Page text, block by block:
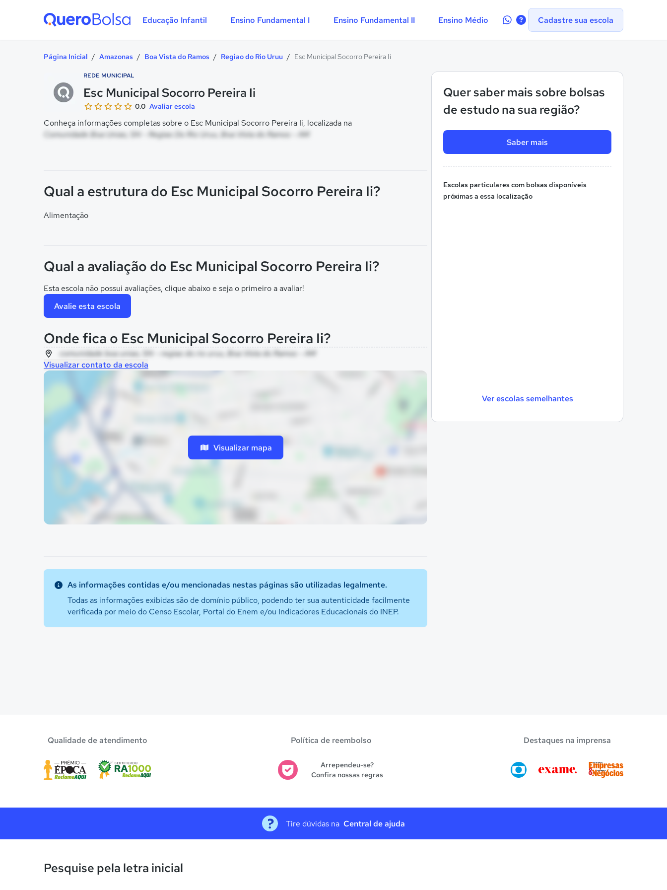
Educação Infantil Ensino Fundamental I Ensino Fundamental II Ensino Médio
Contate-Cadastre sua escola
Página Inicial / Amazonas / Boa Vista do Ramos / Regiao do Rio Uruu / Esc Municipal Socorro Pereira Ii
REDE MUNICIPAL
Esc Municipal Socorro Pereira Ii
0.0 Avaliar escola
Conheça informações completas sobre o Esc Municipal Socorro Pereira Ii, localizada na
Comunidade Boa Uniao, SN - Regiao Do Rio Uruu, Boa Vista do Ramos - AM
Quer saber mais sobre bolsas
de estudo na sua região?
Saber mais
Escolas particulares com bolsas disponíveis
próximas a essa localização
Ver escolas semelhantes
Qual a estrutura do Esc Municipal Socorro Pereira Ii?
Alimentação
Qual a avaliação do Esc Municipal Socorro Pereira Ii?
Esta escola não possui avaliações, clique abaixo e seja o primeiro a avaliar!
Avalie esta escola
Onde fica o Esc Municipal Socorro Pereira Ii?
comunidade boa uniao, SN - regiao do rio uruu, Boa Vista do Ramos - AM
Visualizar contato da escola
Visualizar mapa
As informações contidas e/ou mencionadas nestas páginas são utilizadas legalmente.
Todas as informações exibidas são de domínio público, podendo ter sua autenticidade facilmente
verificada por meio do Censo Escolar, Portal do Enem e/ou Indicadores Educacionais do INEP.
Qualidade de atendimento Política de reembolso
Arrependeu-se?
Confira nossas regras
Destaques na imprensa
Tire dúvidas na Central de ajuda
Pesquise pela letra inicial